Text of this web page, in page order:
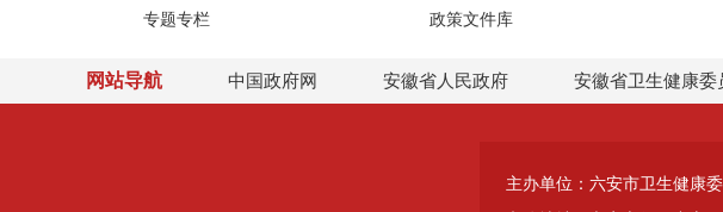
专题专栏
政策文件库
网站导航 中国政府网 安徽省人民政府 安徽省卫生健康委
主办单位：六安市卫生健康